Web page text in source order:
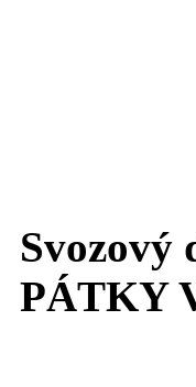
Svozový
PÁTKY